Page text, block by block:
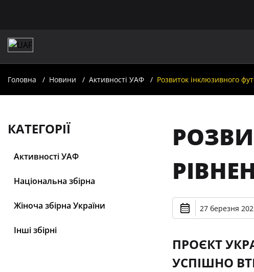
Головна Новини Активності УАФ Розвиток інклюзивного
КАТЕГОРІЇ
Активності УАФ
Національна збірна
Жіноча збірна України
Інші збірні
27 березня
ПРОЄКТ
УСПІШНО